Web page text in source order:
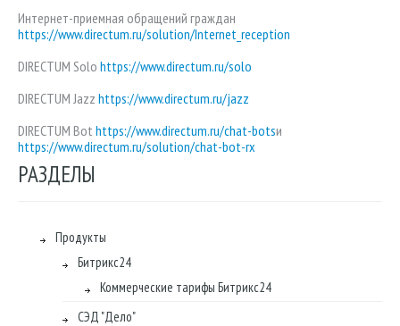
Интернет-приемная обращений граждан
https://www.directum.ru/solution/Internet_reception
DIRECTUM Solo https://www.directum.ru/solo
DIRECTUM Jazz https://www.directum.ru/jazz
DIRECTUM Bot https://www.directum.ru/chat-botsи
https://www.directum.ru/solution/chat-bot-rx
РАЗДЕЛЫ
Продукты
Битрикс24
Коммерческие тарифы Битрикс24
СЭД "Дело"